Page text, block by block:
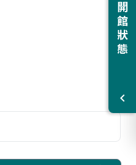
開館狀態